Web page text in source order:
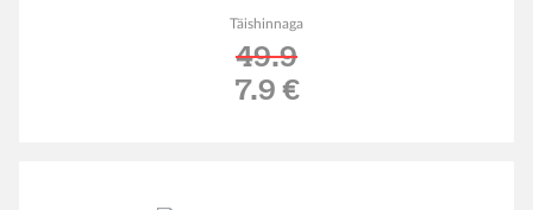
Täishinnaga
49.9
Soodushind
7.9 €